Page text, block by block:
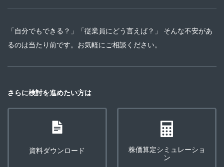
「自分でもできる？」「従業員にどう言えば？」 そんな不安があ
るのは当たり前です。お気軽にご相談ください。
さらに検討を進めたい方は
資料ダウンロード
株価算定シミュレーショ
ン